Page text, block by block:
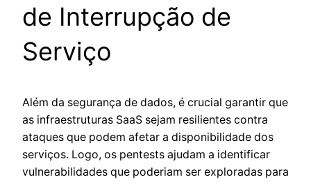
de Interrupção de
Serviço
Além da segurança de dados, é crucial garantir que
as infraestruturas SaaS sejam resilientes contra
ataques que podem afetar a disponibilidade dos
serviços. Logo, os pentests ajudam a identificar
vulnerabilidades que poderiam ser exploradas para